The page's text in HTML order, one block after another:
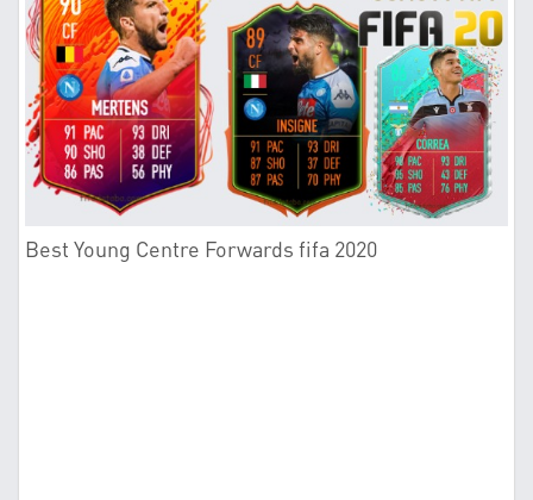
Best Young Centre Forwards fifa 2020